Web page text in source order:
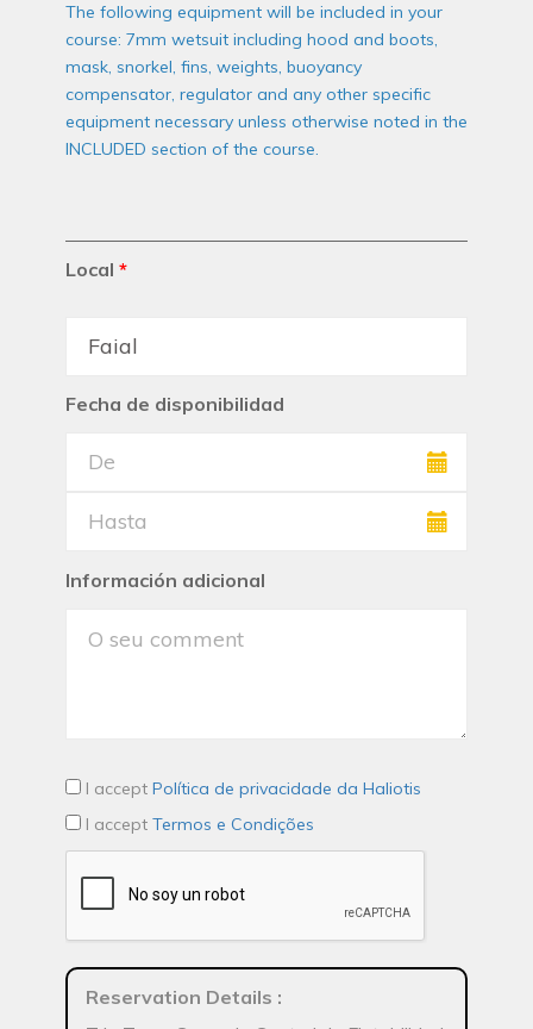
The following equipment will be included in your
course: 7mm wetsuit including hood and boots,
mask, snorkel, fins, weights, buoyancy
compensator, regulator and any other specific
equipment necessary unless otherwise noted in the
INCLUDED section of the course.
Local *
Fecha de disponibilidad
Información adicional
I accept Política de privacidade da Haliotis
I accept Termos e Condições
Reservation Details :